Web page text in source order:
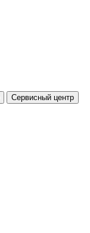
Сервисный центр